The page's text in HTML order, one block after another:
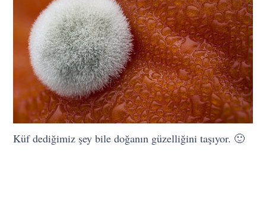
Küf dediğimiz şey bile doğanın güzelliğini taşıyor. 🙂